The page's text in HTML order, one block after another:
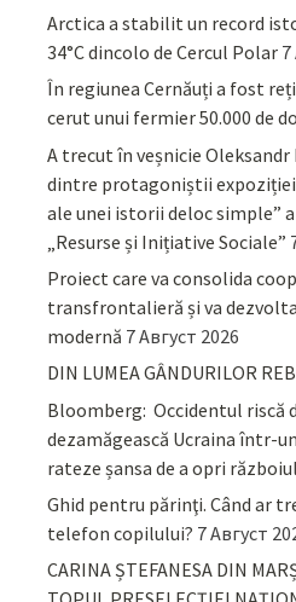
Arctica a stabilit un record
34°C dincolo de Cercul Polar 7
În regiunea Cernăuți a fost
cerut unui fermier 50.000 de
A trecut în veșnicie
dintre protagoniștii
ale unei istorii deloc simple”
„Resurse și Inițiative Sociale”
Proiect care va consolida
transfrontalieră și va
modernă 7 Август 2026
DIN LUMEA GÂNDURILOR
Bloomberg: Occidentul riscă
dezamăgească Ucraina într-
rateze șansa de a opri războiul
Ghid pentru părinţi. Când ar
telefon copilului? 7 Август
CARINA ȘTEFANESA DIN